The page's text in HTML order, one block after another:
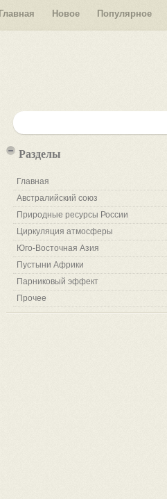
Главная Новое Популярное
Разделы
Главная
Австралийский союз
Природные ресурсы России
Циркуляция атмосферы
Юго-Восточная Азия
Пустыни Африки
Парниковый эффект
Прочее